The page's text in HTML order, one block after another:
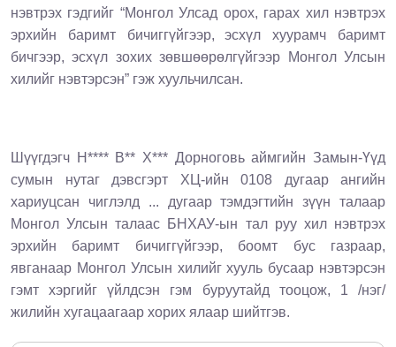
нэвтрэх гэдгийг “Монгол Улсад орох, гарах хил нэвтрэх
эрхийн баримт бичиггүйгээр,
эсхүл хуурамч баримт
бичгээр, эсхүл зохих зөвшөөрөлгүйгээр Монгол Улсын
хилийг нэвтэрсэн” гэж хуульчилсан.
Шүүгдэгч Н**** В** Х*** Дорноговь аймгийн Замын-Үүд
сумын нутаг дэвсгэрт ХЦ-ийн 0108 дугаар ангийн
хариуцсан чиглэлд ... дугаар тэмдэгтийн зүүн талаар
Монгол Улсын талаас БНХАУ-ын тал руу хил нэвтрэх
эрхийн баримт бичиггүйгээр, боомт бус газраар,
явганаар Монгол Улсын хилийг хууль бусаар нэвтэрсэн
гэмт хэргийг үйлдсэн гэм буруутайд тооцож, 1 /нэг/
жилийн хугацаагаар хорих ялаар шийтгэв.